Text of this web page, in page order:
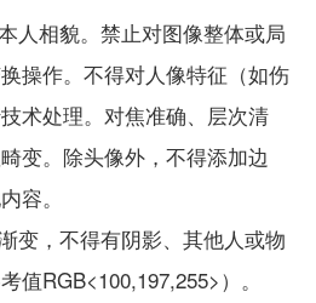
人相貌。禁止对图像整体或局
操作。不得对人像特征（如伤
术处理。对焦准确、层次清
变。除头像外，不得添加边
容。
变，不得有阴影、其他人或物
值RGB<100,197,255>）。